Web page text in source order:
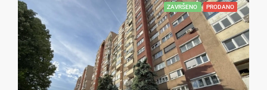
ZAVRŠENO PRODANO